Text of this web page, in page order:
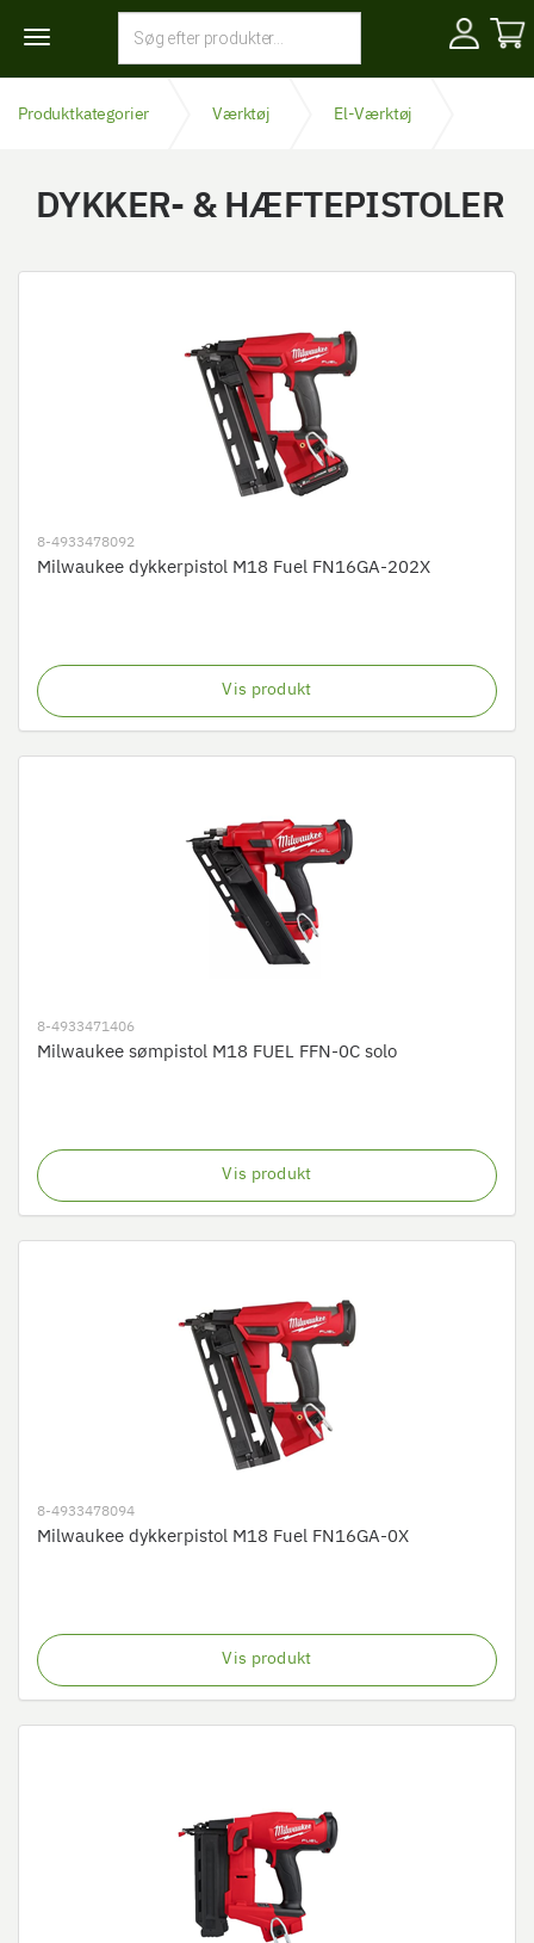
Toggle
navigation
Produktkategorier Værktøj El-Værktøj
DYKKER- & HÆFTEPISTOLER
8-4933478092
Milwaukee dykkerpistol M18 Fuel FN16GA-202X
Vis produkt
8-4933471406
Milwaukee sømpistol M18 FUEL FFN-0C solo
Vis produkt
8-4933478094
Milwaukee dykkerpistol M18 Fuel FN16GA-0X
Vis produkt